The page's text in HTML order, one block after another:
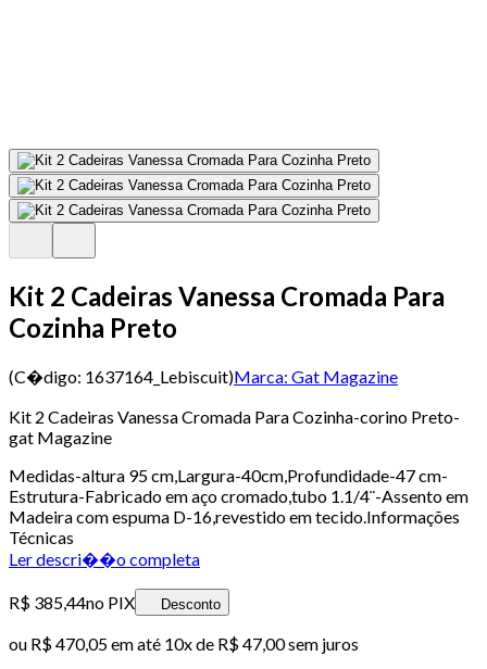
Kit 2 Cadeiras Vanessa Cromada Para
Cozinha Preto
(C�digo: 1637164_Lebiscuit)Marca: Gat Magazine
Kit 2 Cadeiras Vanessa Cromada Para Cozinha-corino Preto-
gat Magazine
Medidas-altura 95 cm,Largura-40cm,Profundidade-47 cm-
Estrutura-Fabricado em aço cromado,tubo 1.1/4¨-Assento em
Madeira com espuma D-16,revestido em tecido.Informações
Técnicas
Ler descri��o completa
R$ 385,44no PIX Desconto
ou R$ 470,05em até 10x de R$ 47,00 sem juros